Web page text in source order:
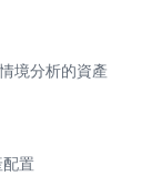
境分析的資產
置